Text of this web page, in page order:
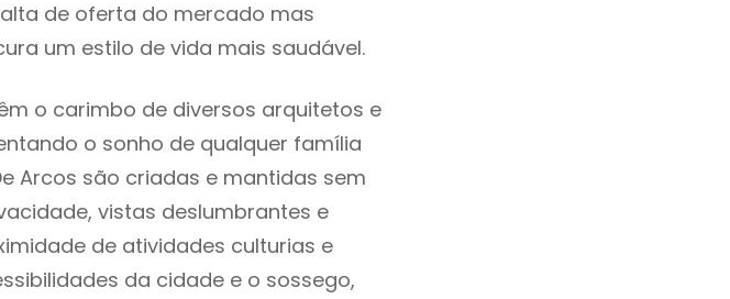
de oferta do mercado mas
um estilo de vida mais saudável.
o carimbo de diversos arquitetos e
o sonho de qualquer família
Arcos são criadas e mantidas sem
vistas deslumbrantes e
de atividades culturias e
da cidade e o sossego,